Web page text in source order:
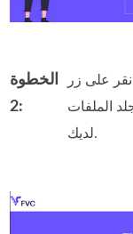
الخطوة
2:
الملفات
لديك.